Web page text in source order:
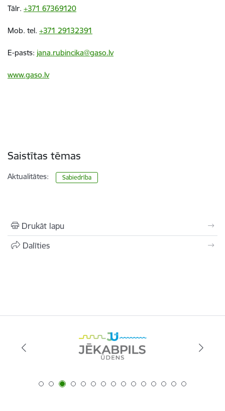
Tālr. +371 67369120
Mob. tel. +371 29132391
E-pasts: jana.rubincika@gaso.lv
www.gaso.lv
Saistītas tēmas
Aktualitātes: Sabiedrība
Drukāt lapu
Dalīties